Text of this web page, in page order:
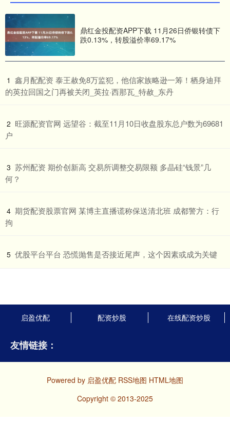
鼎红金投配资APP下载 11月26日侨银转债下
跌0.13%，转股溢价率69.17%
1 ​鑫月配配资 泰王赦免8万监犯，他信家族略逊一筹！栖身迪拜
的英拉回国之门再被关闭_英拉·西那瓦_特赦_东丹
2 ​旺源配资官网 远望谷：截至11月10日收盘股东总户数为69681
户
3 ​苏州配资 期价创新高 交易所调整交易限额 多晶硅“钱景”几
何？
4 ​期货配资股票官网 某博主直播谎称保送清北班 成都警方：行
拘
5 ​优股平台平台 恐慌抛售是否接近尾声，这个因素或成为关键
启盈优配 配资炒股 在线配资炒股
友情链接：
Powered by 启盈优配 RSS地图 HTML地图
Copyright © 2013-2025